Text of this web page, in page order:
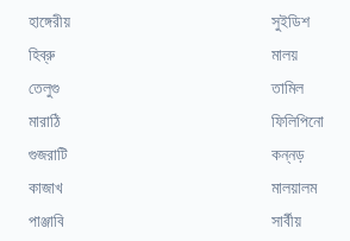
হাঙ্গেরীয়
সুইডিশ
হিব্রু
মালয়
তেলুগু
তামিল
মারাঠি
ফিলিপিনো
গুজরাটি
কন্নড়
কাজাখ
মালয়ালম
পাঞ্জাবি
সার্বীয়